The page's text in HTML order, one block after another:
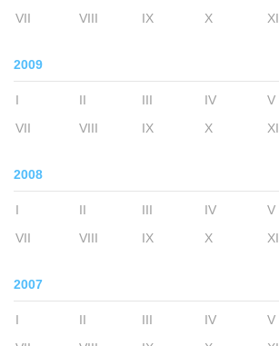
VII
VIII IX X XI
2009
I II III IV V
VII
VIII IX X XI
2008
I II III IV V
VII
VIII IX X XI
2007
I II III IV V